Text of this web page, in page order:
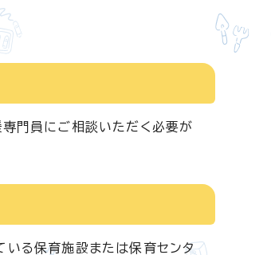
門員にご相談いただく必要が
る保育施設または保育センタ